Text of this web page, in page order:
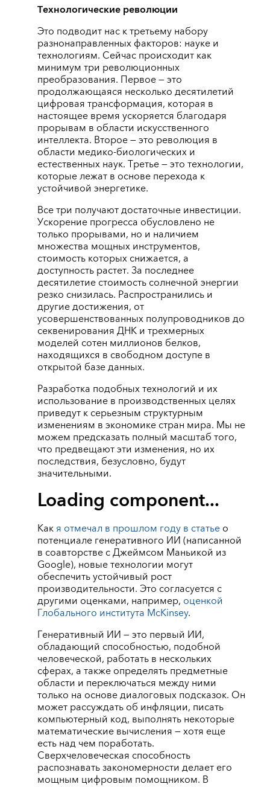
Технологические революции
Это подводит нас к третьему набору
разнонаправленных факторов: науке и
технологиям. Сейчас происходит как
минимум три революционных
преобразования. Первое — это
продолжающаяся несколько десятилетий
цифровая трансформация, которая в
настоящее время ускоряется благодаря
прорывам в области искусственного
интеллекта. Второе — это революция в
области медико-биологических и
естественных наук. Третье — это технологии,
которые лежат в основе перехода к
устойчивой энергетике.
Все три получают достаточные инвестиции.
Ускорение прогресса обусловлено не
только прорывами, но и наличием
множества мощных инструментов,
стоимость которых снижается, а
доступность растет. За последнее
десятилетие стоимость солнечной энергии
резко снизилась. Распространились и
другие достижения, от
усовершенствованных полупроводников до
секвенирования ДНК и трехмерных
моделей сотен миллионов белков,
находящихся в свободном доступе в
открытой базе данных.
Разработка подобных технологий и их
использование в производственных целях
приведут к серьезным структурным
изменениям в экономике стран мира. Мы не
можем предсказать полный масштаб того,
что предвещают эти изменения, но их
последствия, безусловно, будут
значительными.
Loading component...
Какя отмечал в прошлом году в статьео
потенциале генеративного ИИ (написанной
в соавторстве с Джеймсом Маньикой из
Google), новые технологии могут
обеспечить устойчивый рост
производительности. Это согласуется с
другими оценками, например, оценкой
Глобального института McKinsey.
Генеративный ИИ — это первый ИИ,
обладающий способностью, подобной
человеческой, работать в нескольких
сферах, а также определять предметные
области и переключаться между ними
только на основе диалоговых подсказок. Он
может рассуждать об инфляции, писать
компьютерный код, выполнять некоторые
математические вычисления — хотя еще
есть над чем поработать.
Сверхчеловеческая способность
распознавать закономерности делает его
мощным цифровым помощником. В